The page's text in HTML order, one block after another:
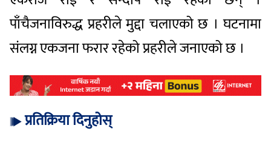
पाँचैजनाविरुद्ध प्रहरीले मुद्दा चलाएको छ । घटनामा
संलग्न एकजना फरार रहेको प्रहरीले जनाएको छ ।
प्रतिक्रिया दिनुहोस्